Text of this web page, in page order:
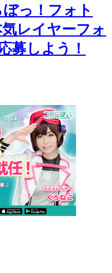
っ！フォト
レイヤーフォ
募しよう！